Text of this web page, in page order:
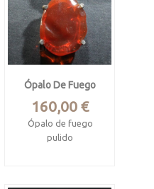
Ópalo De Fuego
Precio
160,00 €
Ópalo de fuego
pulido